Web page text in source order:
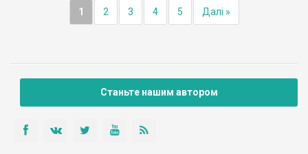
1 2 3 4 5 Далі »
Станьте нашим автором